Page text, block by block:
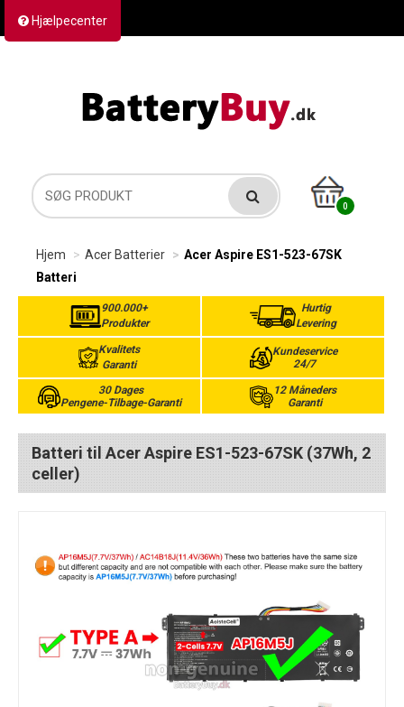
Hjælpecenter
0
Hjem Acer Batterier
Acer Aspire ES1-523-67SK
Batteri
900.000+
Produkter
Hurtig
Levering
Kvalitets
Garanti
Kundeservice
24/7
30 Dages
Pengene-Tilbage-Garanti
12 Måneders
Garanti
Batteri til Acer Aspire ES1-523-67SK (37Wh, 2
celler)